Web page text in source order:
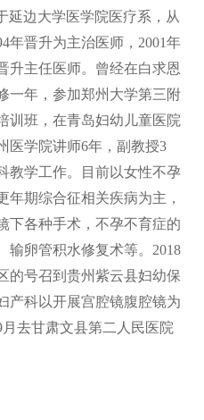
延边大学医学院医疗系，从
年晋升为主治医师，2001年
升主任医师。曾经在白求恩
一年，参加郑州大学第三附
训班，在青岛妇幼儿童医院
医学院讲师6年，副教授3
教学工作。目前以女性不孕
年期综合征相关疾病为主，
下各种手术，不孕不育症的
输卵管积水修复术等。2018
的号召到贵州紫云县妇幼保
产科以开展宫腔镜腹腔镜为
去甘肃文县第二人民医院